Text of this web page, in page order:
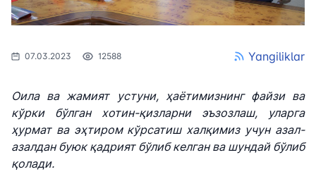
07.03.2023 12588 Yangiliklar
Оила ва жамият устуни, ҳаётимизнинг файзи ва
кўрки бўлган хотин-қизларни эъзозлаш, уларга
ҳурмат ва эҳтиром кўрсатиш халқимиз учун азал-
азалдан буюк қадрият бўлиб келган ва шундай бўлиб
қолади.